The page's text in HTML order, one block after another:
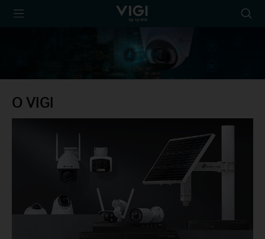
TP-Link, Reliably
O VIGI